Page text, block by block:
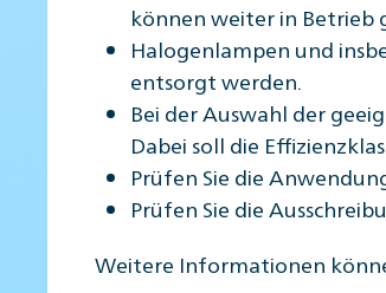
können weiter in Betrieb
Halogenlampen und
entsorgt werden.
Bei der Auswahl der
Dabei soll die
Prüfen Sie die
Prüfen Sie die
Weitere Informationen